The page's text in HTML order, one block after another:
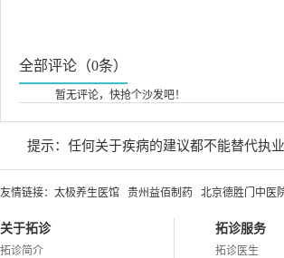
全部评论（0条）
暂无评论，快抢个沙发吧！
提示：任何关于疾病的建议都不能替代执
友情链接： 太极养生医馆 贵州益佰制药 北京德胜门中医
关于拓诊
拓诊简介
拓诊服务
拓诊医生